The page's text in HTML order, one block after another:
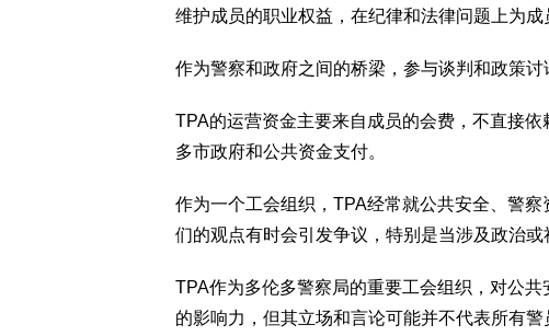
维护成员的职业权益，在纪律和法律问题上为成
作为警察和政府之间的桥梁，参与谈判和政策讨
TPA的运营资金主要来自成员的会费，不直接
多市政府和公共资金支付。
作为一个工会组织，TPA经常就公共安全、警
们的观点有时会引发争议，特别是当涉及政治或
TPA作为多伦多警察局的重要工会组织，对公
的影响力，但其立场和言论可能并不代表所有警